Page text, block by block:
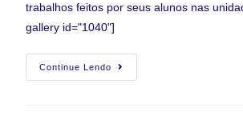
trabalhos feitos por seus alunos nas
gallery id="1040"]
Continue Lendo